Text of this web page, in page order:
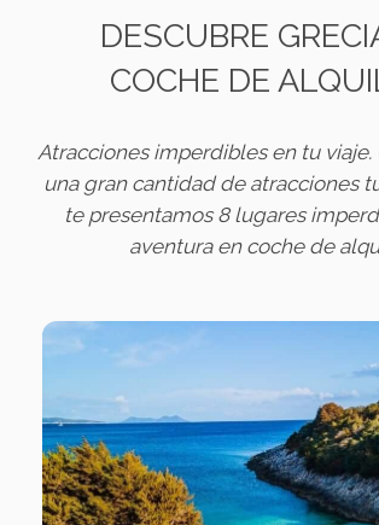
DESCUBRE
COCHE DE
Atracciones imperdibles en tu viaje.
una gran cantidad de atracciones
te presentamos 8 lugares
aventura en coche de